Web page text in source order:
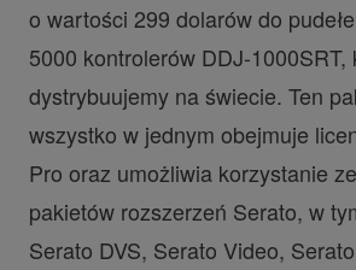
o wartości 299 dolarów do
5000 kontrolerów DDJ-1000SRT,
dystrybuujemy na świecie. Ten
wszystko w jednym obejmuje
Pro oraz umożliwia korzystanie
pakietów rozszerzeń Serato, w
Serato DVS, Serato Video,